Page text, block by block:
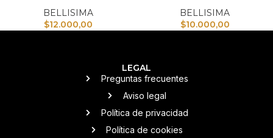
BELLISIMA
$12.000,00
BELLISIMA
$10.000,00
LEGAL
Preguntas frecuentes
Aviso legal
Política de privacidad
Política de cookies